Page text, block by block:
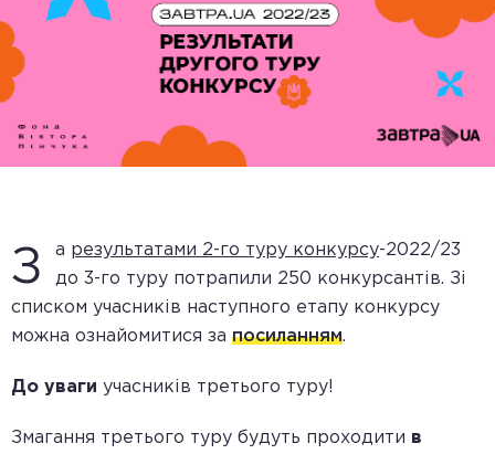
З а результатами 2-го туру конкурсу-2022/23
до 3-го туру потрапили 250 конкурсантів. Зі
списком учасників наступного етапу конкурсу
можна ознайомитися за посиланням.
До уваги учасників третього туру!
Змагання третього туру будуть проходити в